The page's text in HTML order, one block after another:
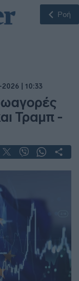
Ροή
2026 | 10:33
Τραμπ -